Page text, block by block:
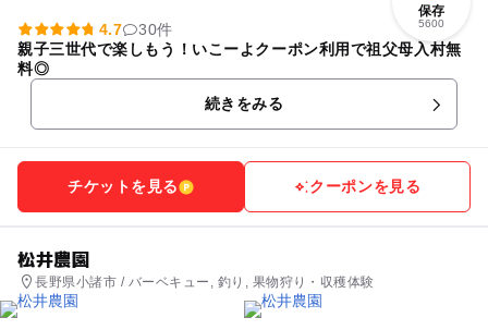
保存
5600
4.7
30件
親子三世代で楽しもう！いこーよクーポン利用で祖父母入村無
料◎
続きをみる
チケットを見る クーポンを見る
松井農園
長野県小諸市 / バーベキュー, 釣り, 果物狩り・収穫体験